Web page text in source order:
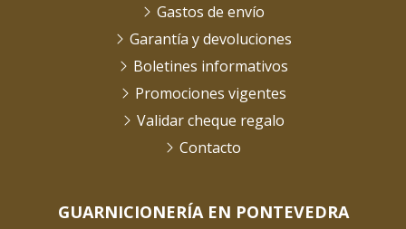
GUARNICIONERÍA EN PONTEVEDRA
Gastos de envío
Garantía y devoluciones
Boletines informativos
Promociones vigentes
Validar cheque regalo
Contacto